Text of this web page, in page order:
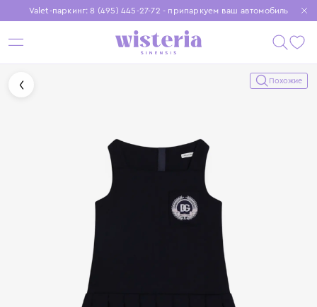
Valet-паркинг: 8 (495) 445-27-72 - припаркуем ваш автомобиль
Бесплатная доставка при заказе от 15 000 ₽
Установите приложение, чтобы покупки были еще удобнее
Похожие